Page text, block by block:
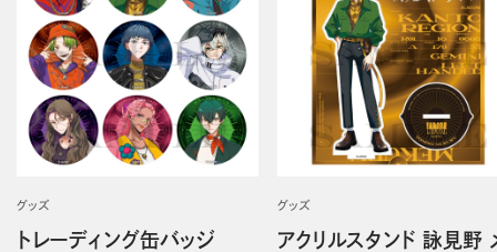
グッズ
トレーディング缶バッジ
グッズ
アクリルスタンド 詠見野